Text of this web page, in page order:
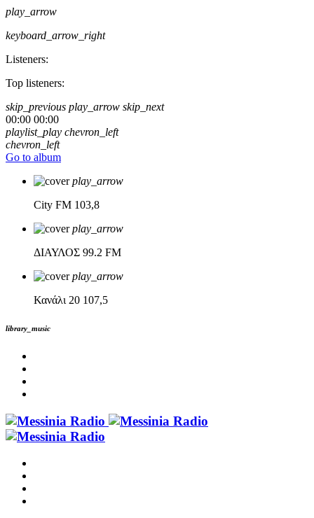
play_arrow
keyboard_arrow_right
Listeners:
Top listeners:
skip_previous play_arrow skip_next
00:00 00:00
playlist_play chevron_left
chevron_left
Go to album
play_arrow
City FM 103,8
play_arrow
ΔΙΑΥΛΟΣ 99.2 FM
play_arrow
Κανάλι 20 107,5
library_music